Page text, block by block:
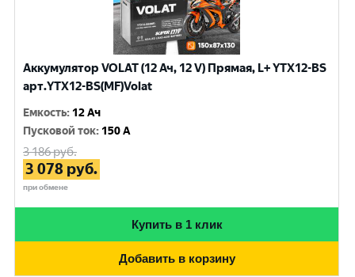
Аккумулятор VOLAT (12 Ач, 12 V) Прямая, L+ YTX12-BS
арт.YTX12-BS(MF)Volat
Емкость: 12 Ач
Пусковой ток: 150 A
3 186руб.
3 078 руб.
при обмене
Купить в 1 клик
Добавить в корзину